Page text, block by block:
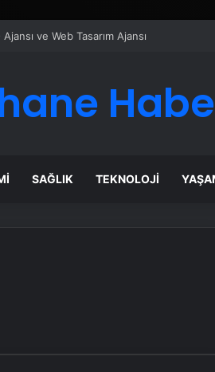
ve Web Tasarım Ajansı
SAĞLIK TEKNOLOJI